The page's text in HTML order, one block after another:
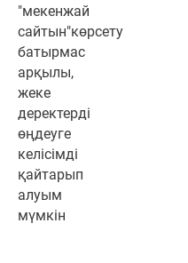
"мекенжай
сайтын"көрсету
батырмас
арқылы,
жеке
деректерді
өңдеуге
келісімді
қайтарып
алуым
мүмкін